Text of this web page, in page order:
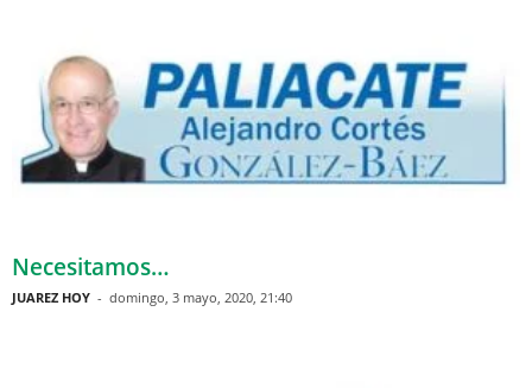
Necesitamos…
JUAREZ HOY - domingo, 3 mayo, 2020, 21:40